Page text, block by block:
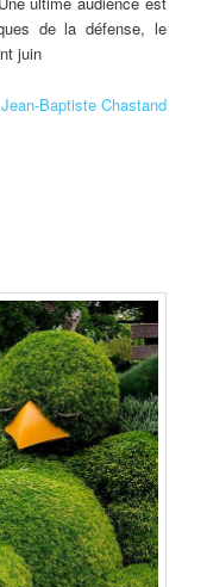
de la défense, le
juin
Jean-Baptiste Chastand